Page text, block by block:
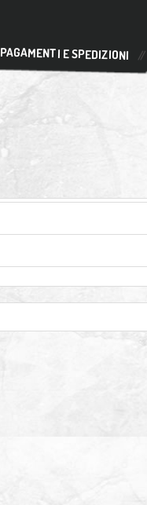
PAGAMENTI E SPEDIZIONI